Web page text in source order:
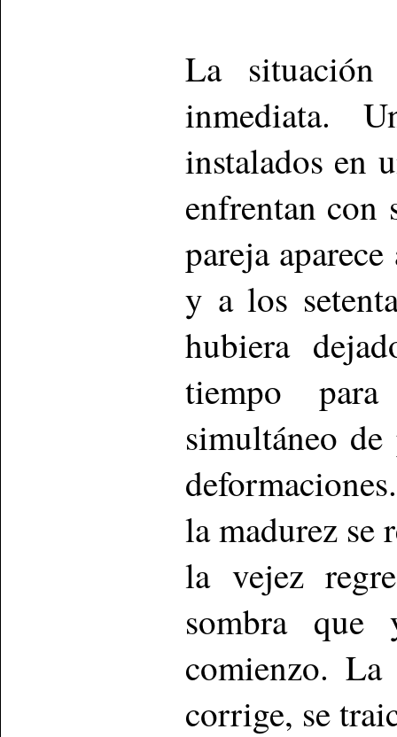
La situación
inmediata.
instalados en
enfrentan con
pareja
y a los
hubiera
tiempo
simultáneo de
la madurez se
la vejez
sombra que
comienzo.
corrige, se